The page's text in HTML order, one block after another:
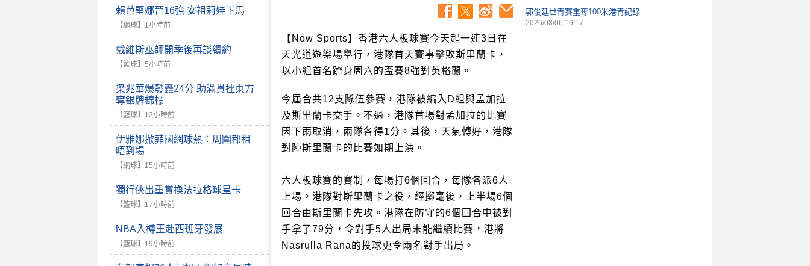
賴芭堅娜晉16強 安祖莉娃下馬
【網球】 1小時前
戴維斯巫師開季後再談續約
【籃球】 5小時前
梁兆華爆發轟24分 助滿貫挫東方
奪銀牌錦標
【籃球】 12小時前
伊雅娜掀菲國網球熱：周圍都租
唔到場
【網球】 15小時前
獨行俠出重賞換法拉格球星卡
【籃球】 17小時前
NBA入樽王赴西班牙發展
【籃球】 19小時前
【Now Sports】香港六人板球賽今天起一連3日在
天光道遊樂場舉行，港隊首天賽事擊敗斯里蘭卡，
以小組首名躋身周六的盃賽8強對英格蘭。
今屆合共12支隊伍參賽，港隊被編入D組與孟加拉
及斯里蘭卡交手。不過，港隊首場對孟加拉的比賽
因下雨取消，兩隊各得1分。其後，天氣轉好，港隊
對陣斯里蘭卡的比賽如期上演。
六人板球賽的賽制，每場打6個回合，每隊各派6人
上場。港隊對斯里蘭卡之役，經擲毫後，上半場6個
回合由斯里蘭卡先攻。港隊在防守的6個回合中被對
手拿了79分，令對手5人出局未能繼續比賽，港將
Nasrulla Rana的投球更令兩名對手出局。
郭俊廷世青賽重奪100米港青紀錄
2026/08/06 16:17